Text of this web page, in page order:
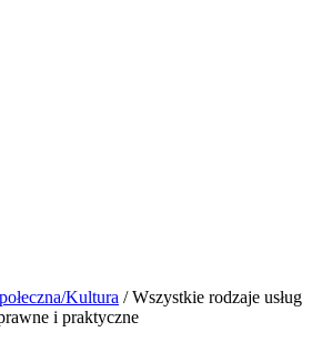
Kultura /Wszystkie rodzaje usług
i praktyczne